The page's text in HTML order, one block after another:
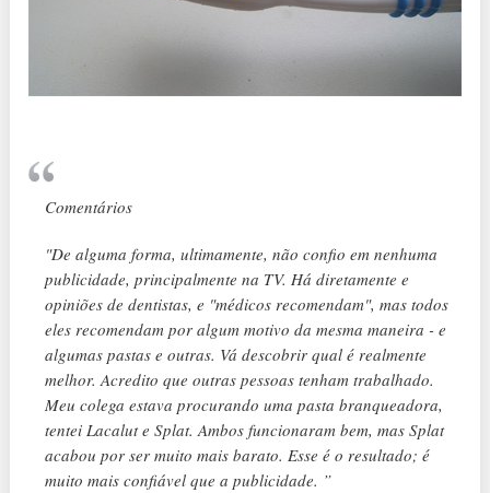
Comentários
"De alguma forma, ultimamente, não confio em nenhuma
publicidade, principalmente na TV. Há diretamente e
opiniões de dentistas, e "médicos recomendam", mas todos
eles recomendam por algum motivo da mesma maneira - e
algumas pastas e outras. Vá descobrir qual é realmente
melhor. Acredito que outras pessoas tenham trabalhado.
Meu colega estava procurando uma pasta branqueadora,
tentei Lacalut e Splat. Ambos funcionaram bem, mas Splat
acabou por ser muito mais barato. Esse é o resultado; é
muito mais confiável que a publicidade. ”